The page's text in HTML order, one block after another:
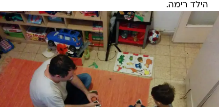
הילד רימה.